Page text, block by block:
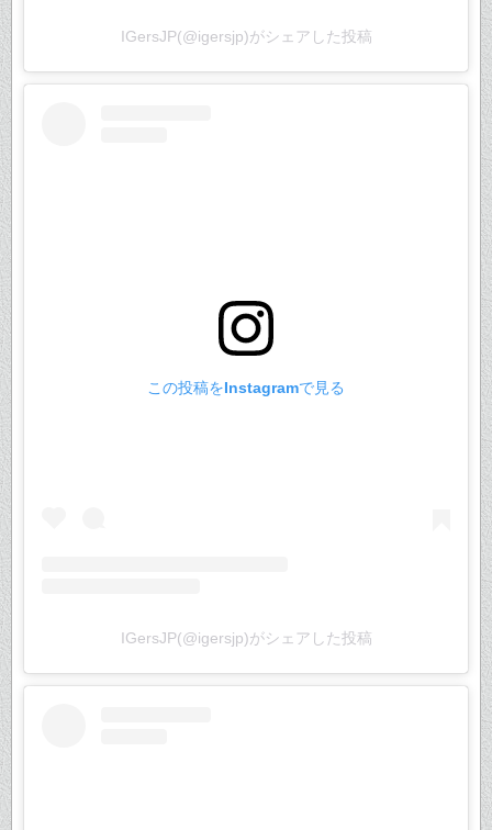
IGersJP(@igersjp)がシェアした投稿
この投稿をInstagramで見る
IGersJP(@igersjp)がシェアした投稿